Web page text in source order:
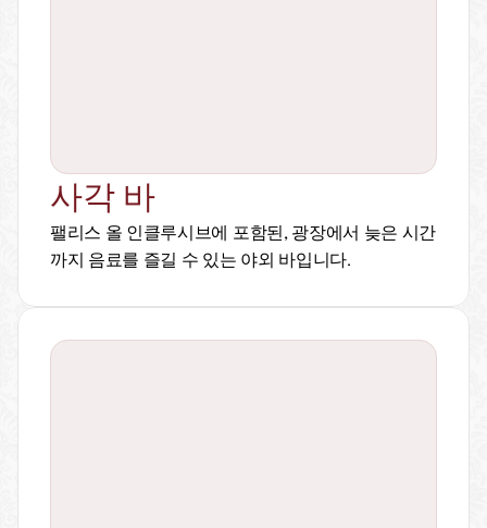
사각 바
팰리스 올 인클루시브에 포함된, 광장에서 늦은 시간
까지 음료를 즐길 수 있는 야외 바입니다.